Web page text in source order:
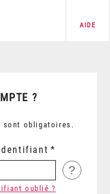
AIDE
?
sont obligatoires.
Identifiant
?
oublié ?